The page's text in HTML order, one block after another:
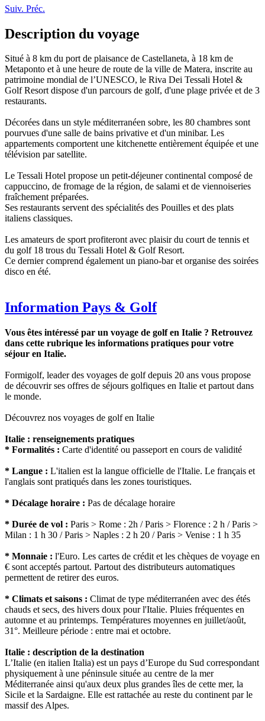
Suiv. Préc.
Description du voyage
Situé à 8 km du port de plaisance de Castellaneta, à 18 km de
Metaponto et à une heure de route de la ville de Matera, inscrite au
patrimoine mondial de l’UNESCO, le Riva Dei Tessali Hotel &
Golf Resort dispose d'un parcours de golf, d'une plage privée et de 3
restaurants.
Décorées dans un style méditerranéen sobre, les 80 chambres sont
pourvues d'une salle de bains privative et d'un minibar. Les
appartements comportent une kitchenette entièrement équipée et une
télévision par satellite.
Le Tessali Hotel propose un petit-déjeuner continental composé de
cappuccino, de fromage de la région, de salami et de viennoiseries
fraîchement préparées.
Ses restaurants servent des spécialités des Pouilles et des plats
italiens classiques.
Les amateurs de sport profiteront avec plaisir du court de tennis et
du golf 18 trous du Tessali Hotel & Golf Resort.
Ce dernier comprend également un piano-bar et organise des soirées
disco en été.
Information Pays & Golf
Vous êtes intéressé par un voyage de golf en Italie ? Retrouvez
dans cette rubrique les informations pratiques pour votre
séjour en Italie.
Formigolf, leader des voyages de golf depuis 20 ans vous propose
de découvrir ses offres de séjours golfiques en Italie et partout dans
le monde.
Découvrez nos voyages de golf en Italie
Italie : renseignements pratiques
* Formalités : Carte d'identité ou passeport en cours de validité
* Langue : L'italien est la langue officielle de l'Italie. Le français et
l'anglais sont pratiqués dans les zones touristiques.
* Décalage horaire : Pas de décalage horaire
* Durée de vol : Paris > Rome : 2h / Paris > Florence : 2 h / Paris >
Milan : 1 h 30 / Paris > Naples : 2 h 20 / Paris > Venise : 1 h 35
* Monnaie : l'Euro. Les cartes de crédit et les chèques de voyage en
€ sont acceptés partout. Partout des distributeurs automatiques
permettent de retirer des euros.
* Climats et saisons : Climat de type méditerranéen avec des étés
chauds et secs, des hivers doux pour l'Italie. Pluies fréquentes en
automne et au printemps. Températures moyennes en juillet/août,
31°. Meilleure période : entre mai et octobre.
Italie : description de la destination
L’Italie (en italien Italia) est un pays d’Europe du Sud correspondant
physiquement à une péninsule située au centre de la mer
Méditerranée ainsi qu'aux deux plus grandes îles de cette mer, la
Sicile et la Sardaigne. Elle est rattachée au reste du continent par le
massif des Alpes.